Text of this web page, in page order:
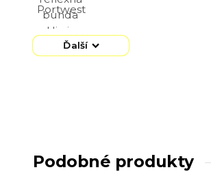
Ďalší
Podobné produkty